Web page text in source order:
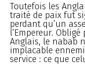
Toutefois les
traité de paix fut
perdant qu’un
l’Empereur.
Anglais, le nabab
implacable
service : ce que